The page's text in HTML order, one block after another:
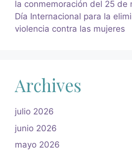
la conmemoración del 25 de
Día Internacional para la
violencia contra las mujeres
Archives
julio 2026
junio 2026
mayo 2026